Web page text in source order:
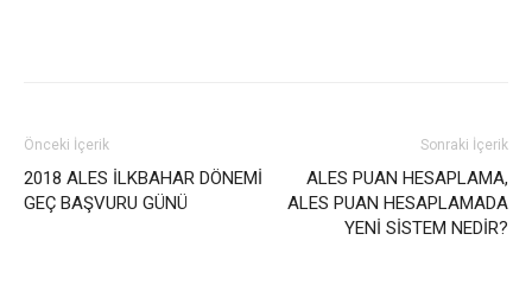
Önceki İçerik
2018 ALES İLKBAHAR DÖNEMİ
GEÇ BAŞVURU GÜNÜ
Sonraki İçerik
ALES PUAN HESAPLAMA,
ALES PUAN HESAPLAMADA
YENİ SİSTEM NEDİR?